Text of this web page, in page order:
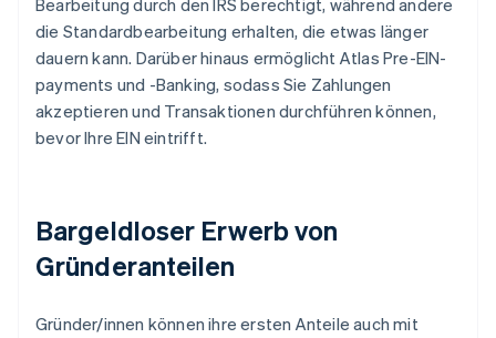
Bearbeitung durch den IRS berechtigt, während andere
die Standardbearbeitung erhalten, die etwas länger
dauern kann. Darüber hinaus ermöglicht Atlas Pre-EIN-
payments und -Banking, sodass Sie Zahlungen
akzeptieren und Transaktionen durchführen können,
bevor Ihre EIN eintrifft.
Bargeldloser Erwerb von
Gründeranteilen
Gründer/innen können ihre ersten Anteile auch mit